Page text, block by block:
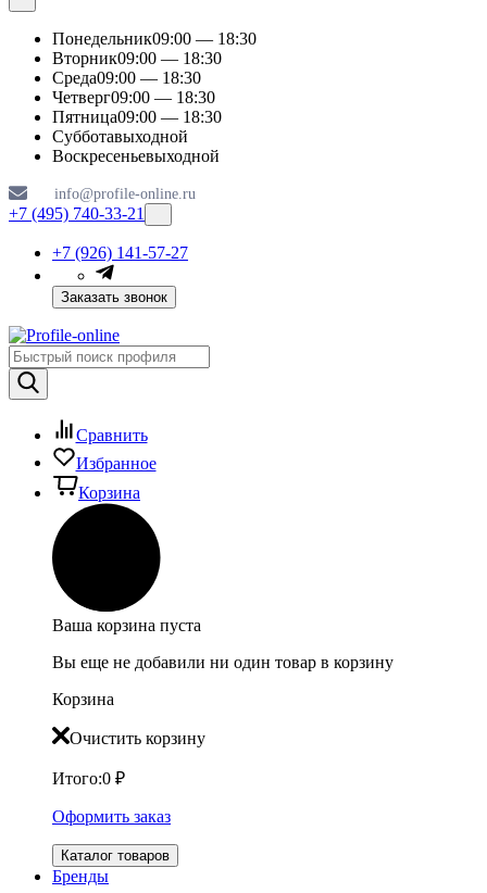
Понедельник09:00 — 18:30
Вторник09:00 — 18:30
Среда09:00 — 18:30
Четверг09:00 — 18:30
Пятница09:00 — 18:30
Субботавыходной
Воскресеньевыходной
info@profile-online.ru
+7 (495) 740-33-21
+7 (926) 141-57-27
Заказать звонок
Сравнить
Избранное
Корзина
Ваша корзина пуста
Вы еще не добавили ни один товар в корзину
Корзина
Очистить корзину
Итого:0 ₽
Оформить заказ
Каталог товаров
Бренды